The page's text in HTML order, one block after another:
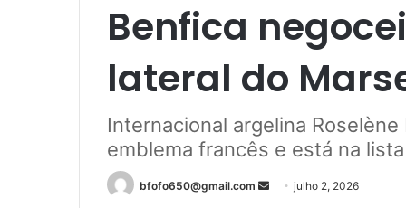
Benfica
lateral do
Internacional argelina
emblema francês e está na
bfofo650@gmail.com
Mandejulho 2, 2026